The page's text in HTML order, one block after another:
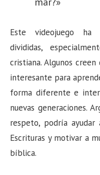
Este videojuego ha
divididas,
cristiana. Algunos
interesante para
forma diferente e
nuevas generaciones.
respeto, podría
Escrituras y motivar a
bíblica.